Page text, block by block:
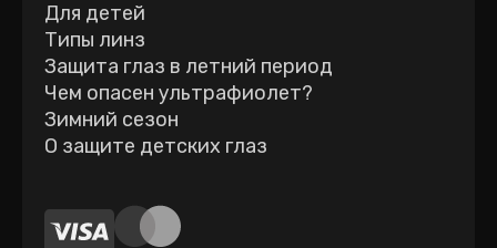
Для детей
Типы линз
Защита глаз в летний период
Чем опасен ультрафиолет?
Зимний сезон
О защите детских глаз